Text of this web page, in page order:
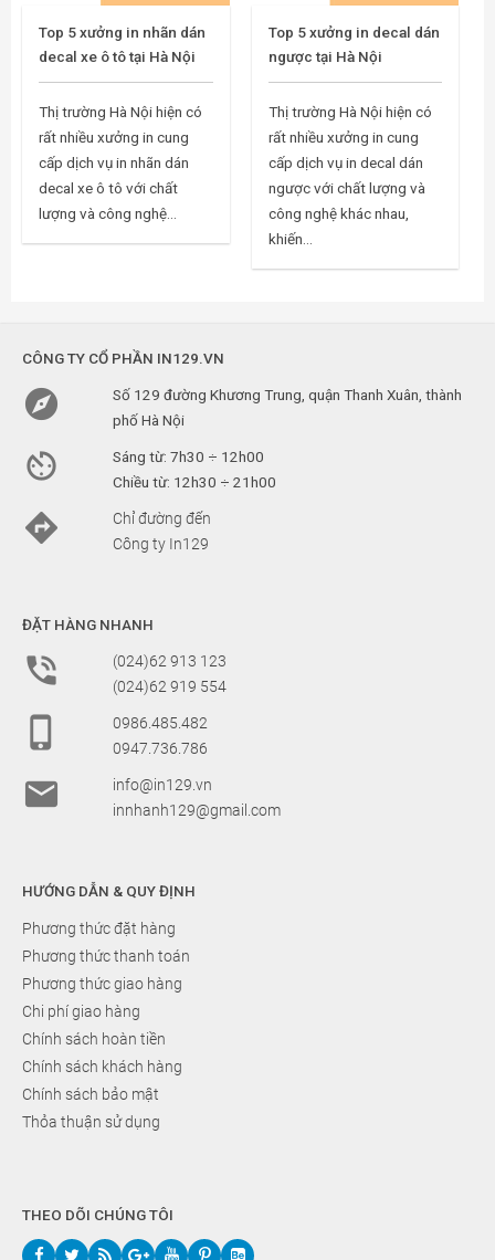
Top 5 xưởng in nhãn dán
decal xe ô tô tại Hà Nội
Thị trường Hà Nội hiện có
rất nhiều xưởng in cung
cấp dịch vụ in nhãn dán
decal xe ô tô với chất
lượng và công nghệ...
Top 5 xưởng in decal dán
ngược tại Hà Nội
Thị trường Hà Nội hiện có
rất nhiều xưởng in cung
cấp dịch vụ in decal dán
ngược với chất lượng và
công nghệ khác nhau,
khiến...
CÔNG TY CỔ PHẦN IN129.VN

Số 129 đường Khương Trung, quận Thanh Xuân, thành
phố Hà Nội

Sáng từ: 7h30 ÷ 12h00
Chiều từ: 12h30 ÷ 21h00

Chỉ đường đến
Công ty In129
ĐẶT HÀNG NHANH

(024)62 913 123
(024)62 919 554

0986.485.482
0947.736.786

info@in129.vn
innhanh129@gmail.com
HƯỚNG DẪN & QUY ĐỊNH
Phương thức đặt hàng
Phương thức thanh toán
Phương thức giao hàng
Chi phí giao hàng
Chính sách hoàn tiền
Chính sách khách hàng
Chính sách bảo mật
Thỏa thuận sử dụng
THEO DÕI CHÚNG TÔI